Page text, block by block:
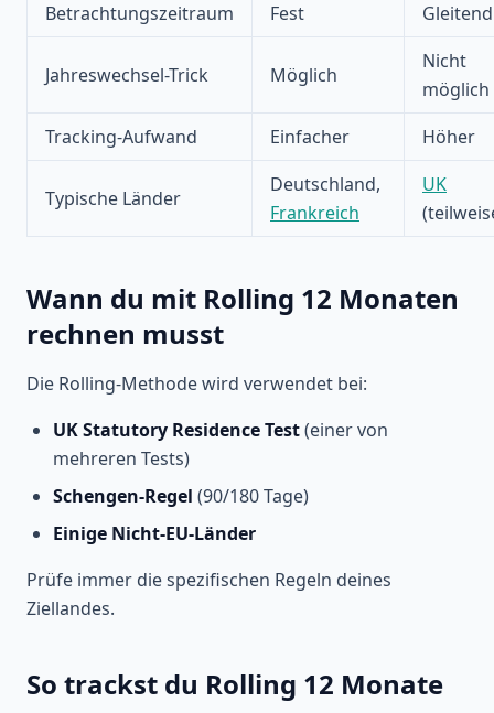
Betrachtungszeitraum
Fest Gleitend
Jahreswechsel-Trick Möglich
Nicht
möglich
Tracking-Aufwand
Einfacher Höher
Typische Länder
Deutschland,
Frankreich
UK
Wann du mit Rolling 12 Monaten
rechnen musst
Die Rolling-Methode wird verwendet bei:
UK Statutory Residence Test(einer von
mehreren Tests)
Schengen-Regel (90/180 Tage)
Einige Nicht-EU-Länder
Prüfe immer die spezifischen Regeln deines
Ziellandes.
So trackst du Rolling 12 Monate